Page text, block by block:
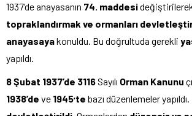
1937’de anayasanın 74. maddesi
topraklandırmak ve ormanları
anayasayakonuldu. Bu doğrultuda gerekli
yapıldı.
8 Şubat 1937’de 3116Sayılı Orman Kanunu
1938’de ve 1945’te bazı düzenlemeler